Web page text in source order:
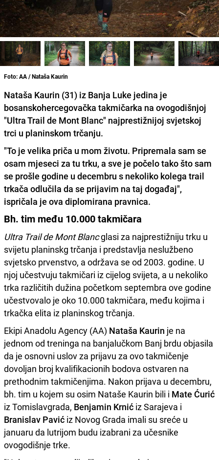
Foto: AA / Nataša Kaurin
Nataša Kaurin (31) iz Banja Luke jedina je
bosanskohercegovačka takmičarka na ovogodišnjoj
"Ultra Trail de Mont Blanc" najprestižnijoj svjetskoj
trci u planinskom trčanju.
"To je velika priča u mom životu. Pripremala sam se
osam mjeseci za tu trku, a sve je počelo tako što sam
se prošle godine u decembru s nekoliko kolega trail
trkača odlučila da se prijavim na taj događaj",
ispričala je ova diplomirana pravnica.
Bh. tim među 10.000 takmičara
Ultra Trail de Mont Blancglasi za najprestižniju trku u
svijetu planinskg trčanja i predstavlja neslužbeno
svjetsko prvenstvo, a održava se od 2003. godine. U
njoj učestvuju takmičari iz cijelog svijeta, a u nekoliko
trka različitih dužina početkom septembra ove godine
učestvovalo je oko 10.000 takmičara, među kojima i
trkačka elita iz planinskog trčanja.
Ekipi Anadolu Agency (AA) Nataša Kaurin je na
jednom od treninga na banjalučkom Banj brdu objasila
da je osnovni uslov za prijavu za ovo takmičenje
dovoljan broj kvalifikacionih bodova ostvaren na
prethodnim takmičenjima. Nakon prijava u decembru,
bh. tim u kojem su osim Nataše Kaurin bili i Mate Ćurić
iz Tomislavgrada, Benjamin Krnić iz Sarajeva i
Branislav Pavić iz Novog Grada imali su sreće u
januaru da lutrijom budu izabrani za učesnike
ovogodišnje trke.